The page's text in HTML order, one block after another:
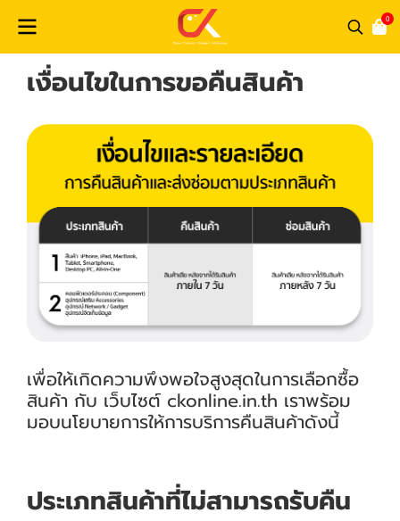
0
เงื่อนไขในการขอคืนสินค้า
เพื่อให้เกิดความพึงพอใจสูงสุดในการเลือกซื้อ
สินค้า กับ เว็บไซต์ ckonline.in.th เราพร้อม
มอบนโยบายการให้การบริการคืนสินค้าดังนี้
ประเภทสินค้าที่ไม่สามารถรับคืน